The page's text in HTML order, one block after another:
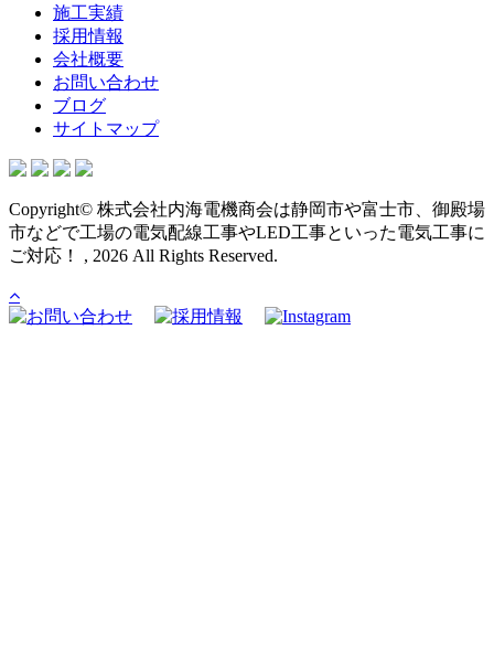
施工実績
採用情報
会社概要
お問い合わせ
ブログ
サイトマップ
Copyright© 株式会社内海電機商会は静岡市や富士市、御殿場
市などで工場の電気配線工事やLED工事といった電気工事に
ご対応！ , 2026 All Rights Reserved.